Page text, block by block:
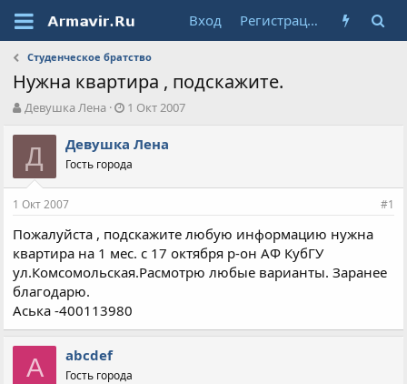
Вход Регистрация
Студенческое братство
Нужна квартира , подскажите.
А
т
о
р
т
е
ы
Девушка Лена
Д
т
н
а
л
а
1 Окт 2007
Д Девушка Лена
Гость города
1 Окт 2007 #1
Пожалуйста , подскажите любую информацию нужна
квартира на 1 мес. с 17 октября р-он АФ КубГУ
ул.Комсомольская.Расмотрю любые варианты. Заранее
благодарю.
Аська -400113980
A abcdef
Гость города